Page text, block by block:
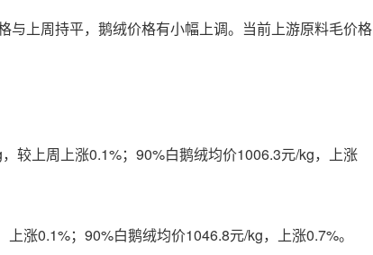
上周持平，鹅绒价格有小幅上调。当前上游原料毛价格
较上周上涨0.1%；90%白鹅绒均价1006.3元/kg，上涨
涨0.1%；90%白鹅绒均价1046.8元/kg，上涨0.7%。